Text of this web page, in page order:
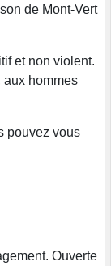
de Mont-Vert
et non violent.
aux hommes
pouvez vous
Ouverte